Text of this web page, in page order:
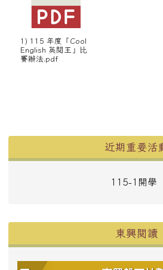
1) 115 年度「Cool
English 英閱王」比
賽辦法.pdf
近期重要活
115-1開學
東興閱讀